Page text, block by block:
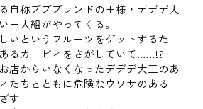
自称プププランドの王様・デデデ大
三人組がやってくる。
いというフルーツをゲットするた
るカービィをさがしていて……!?
店からいなくなったデデデ大王のあ
たちとともに危険なウワサのある
す。